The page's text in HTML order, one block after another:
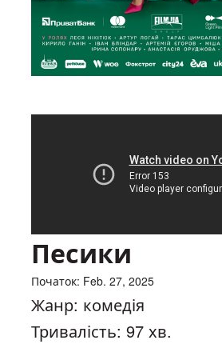
Песики
Початок: Feb. 27, 2025
Жанр: комедія
Тривалість: 97 хв.